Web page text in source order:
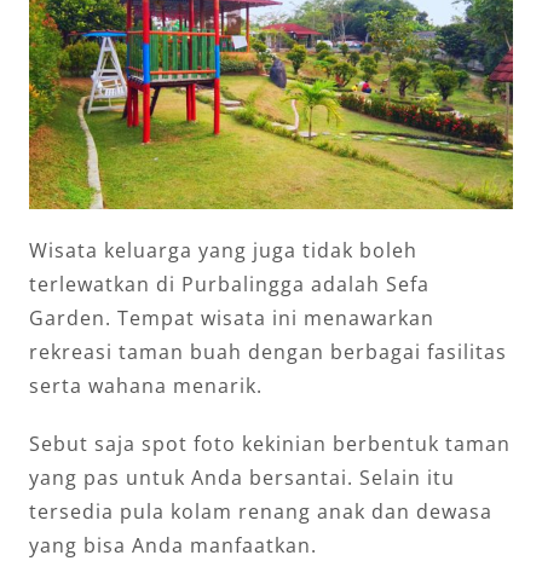
Wisata keluarga yang juga tidak boleh
terlewatkan di Purbalingga adalah Sefa
Garden. Tempat wisata ini menawarkan
rekreasi taman buah dengan berbagai fasilitas
serta wahana menarik.
Sebut saja spot foto kekinian berbentuk taman
yang pas untuk Anda bersantai. Selain itu
tersedia pula kolam renang anak dan dewasa
yang bisa Anda manfaatkan.